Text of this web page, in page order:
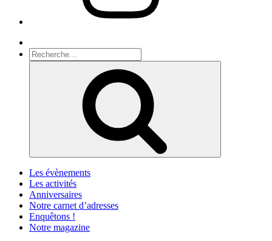
Recherche
pour
Les évènements
Les activités
Anniversaires
Notre carnet d’adresses
Enquêtons !
Notre magazine